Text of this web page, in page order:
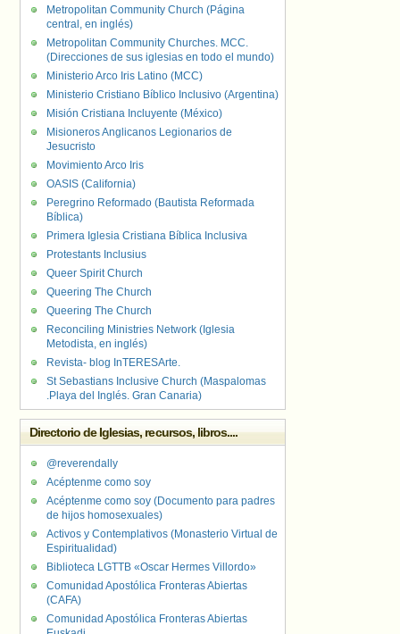
Metropolitan Community Church (Página
central, en inglés)
Metropolitan Community Churches. MCC.
(Direcciones de sus iglesias en todo el mundo)
Ministerio Arco Iris Latino (MCC)
Ministerio Cristiano Bíblico Inclusivo (Argentina)
Misión Cristiana Incluyente (México)
Misioneros Anglicanos Legionarios de
Jesucristo
Movimiento Arco Iris
OASIS (California)
Peregrino Reformado (Bautista Reformada
Bíblica)
Primera Iglesia Cristiana Bíblica Inclusiva
Protestants Inclusius
Queer Spirit Church
Queering The Church
Queering The Church
Reconciling Ministries Network (Iglesia
Metodista, en inglés)
Revista- blog InTERESArte.
St Sebastians Inclusive Church (Maspalomas
.Playa del Inglés. Gran Canaria)
Directorio de Iglesias, recursos, libros....
@reverendally
Acéptenme como soy
Acéptenme como soy (Documento para padres
de hijos homosexuales)
Activos y Contemplativos (Monasterio Virtual de
Espiritualidad)
Biblioteca LGTTB «Oscar Hermes Villordo»
Comunidad Apostólica Fronteras Abiertas
(CAFA)
Comunidad Apostólica Fronteras Abiertas